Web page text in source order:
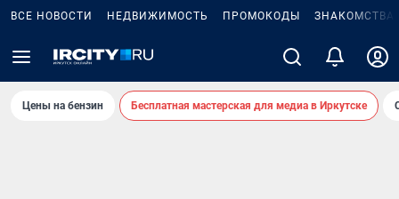
ВСЕ НОВОСТИ НЕДВИЖИМОСТЬ ПРОМОКОДЫ ЗНАКОМСТВА
Цены на бензин Бесплатная мастерская для медиа в Иркутске